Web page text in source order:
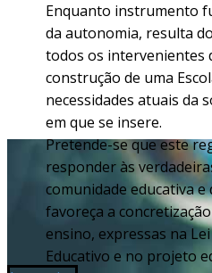
Enquanto instrumento
da autonomia, resulta
todos os intervenientes
construção de uma
necessidades atuais da
em que se insere.
Pretende-se que este
responder às
comunidade educativa e
favoreça a
ensino, expressas na
Educativo e no projeto